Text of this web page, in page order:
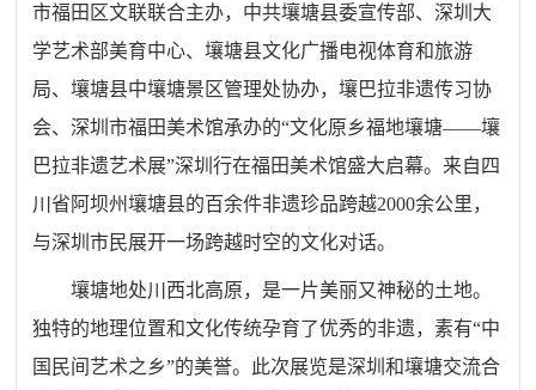
市福田区文联联合主办，中共壤塘县委宣传部、深圳大
学艺术部美育中心、壤塘县文化广播电视体育和旅游
局、壤塘县中壤塘景区管理处协办，壤巴拉非遗传习协
会、深圳市福田美术馆承办的“文化原乡福地壤塘——壤
巴拉非遗艺术展”深圳行在福田美术馆盛大启幕。来自四
川省阿坝州壤塘县的百余件非遗珍品跨越2000余公里，
与深圳市民展开一场跨越时空的文化对话。
壤塘地处川西北高原，是一片美丽又神秘的土地。
独特的地理位置和文化传统孕育了优秀的非遗，素有“中
国民间艺术之乡”的美誉。此次展览是深圳和壤塘交流合